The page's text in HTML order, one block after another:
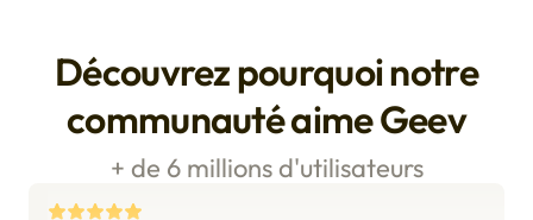
Découvrez pourquoi notre
communauté aime Geev
+ de 6 millions d'utilisateurs